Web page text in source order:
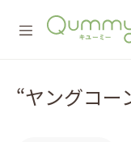
“ヤングコー